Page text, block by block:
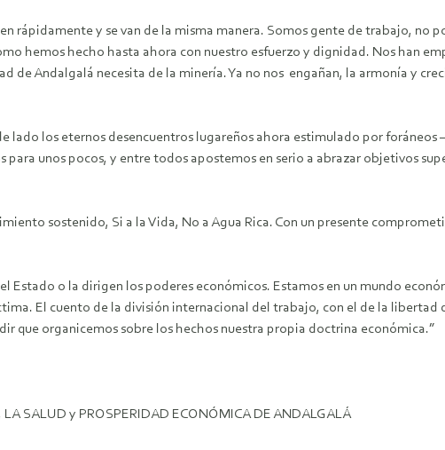
rápidamente y se van de la misma manera. Somos gente de trabajo, no
hemos hecho hasta ahora con nuestro esfuerzo y dignidad. Nos han
de Andalgalá necesita de la minería. Ya no nos engañan, la armonía y
lado los eternos desencuentros lugareños ahora estimulado por foráneos
unos pocos, y entre todos apostemos en serio a abrazar objetivos
sostenido, Si a la Vida, No a Agua Rica. Con un presente
Estado o la dirigen los poderes económicos. Estamos en un mundo
El cuento de la división internacional del trabajo, con el de la libertad
que organicemos sobre los hechos nuestra propia doctrina económica.”
LA SALUD y PROSPERIDAD ECONÓMICA DE ANDALGALÁ